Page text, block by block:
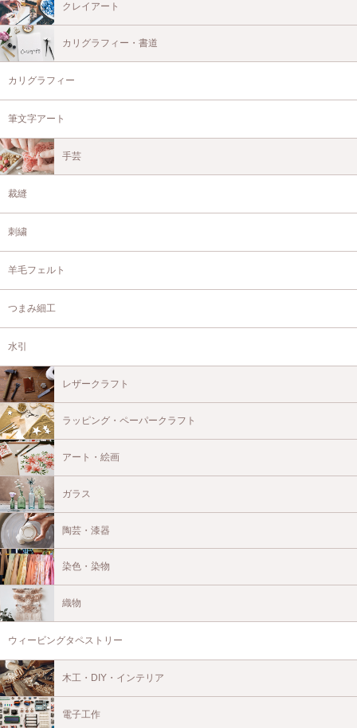
クレイアート
カリグラフィー・書道
カリグラフィー
筆文字アート
手芸
裁縫
刺繍
羊毛フェルト
つまみ細工
水引
レザークラフト
ラッピング・ペーパークラフト
アート・絵画
ガラス
陶芸・漆器
染色・染物
織物
ウィービングタペストリー
木工・DIY・インテリア
電子工作